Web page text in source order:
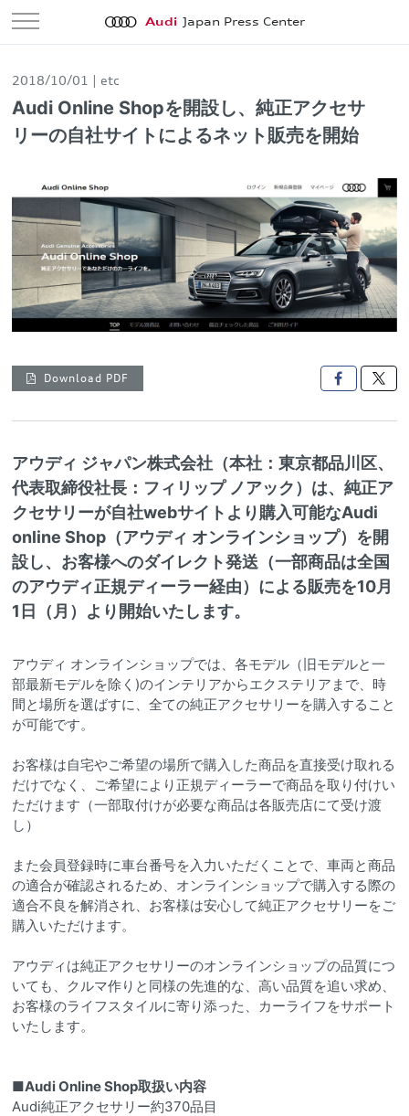
Audi Japan Press Center
2018/10/01 etc
Audi Online Shopを開設し、純正アクセサ
リーの自社サイトによるネット販売を開始
Download PDF 
アウディ ジャパン株式会社（本社：東京都品川区、
代表取締役社長：フィリップ ノアック）は、純正ア
クセサリーが自社webサイトより購入可能なAudi
online Shop（アウディ オンラインショップ）を開
設し、お客様へのダイレクト発送（一部商品は全国
のアウディ正規ディーラー経由）による販売を10月
1日（月）より開始いたします。
アウディ オンラインショップでは、各モデル（旧モデルと一
部最新モデルを除く)のインテリアからエクステリアまで、時
間と場所を選ばすに、全ての純正アクセサリーを購入すること
が可能です。
お客様は自宅やご希望の場所で購入した商品を直接受け取れる
だけでなく、ご希望により正規ディーラーで商品を取り付けい
ただけます（一部取付けが必要な商品は各販売店にて受け渡
し）
また会員登録時に車台番号を入力いただくことで、車両と商品
の適合が確認されるため、オンラインショップで購入する際の
適合不良を解消され、お客様は安心して純正アクセサリーをご
購入いただけます。
アウディは純正アクセサリーのオンラインショップの品質につ
いても、クルマ作りと同様の先進的な、高い品質を追い求め、
お客様のライフスタイルに寄り添った、カーライフをサポート
いたします。
■Audi Online Shop取扱い内容
Audi純正アクセサリー約370品目